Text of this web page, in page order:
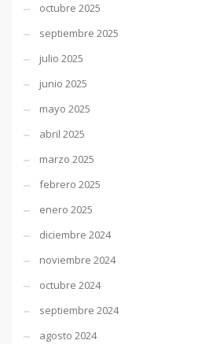
octubre 2025
septiembre 2025
julio 2025
junio 2025
mayo 2025
abril 2025
marzo 2025
febrero 2025
enero 2025
diciembre 2024
noviembre 2024
octubre 2024
septiembre 2024
agosto 2024